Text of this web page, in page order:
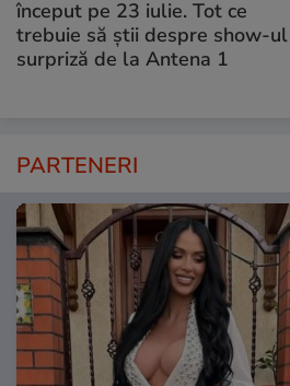
început pe 23 iulie. Tot ce
trebuie să știi despre show-ul
surpriză de la Antena 1
PARTENERI